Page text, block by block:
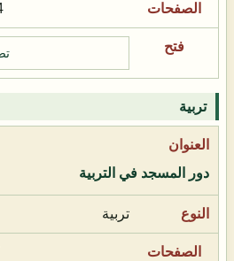
تربية
دور المسجد في التربية
تربية